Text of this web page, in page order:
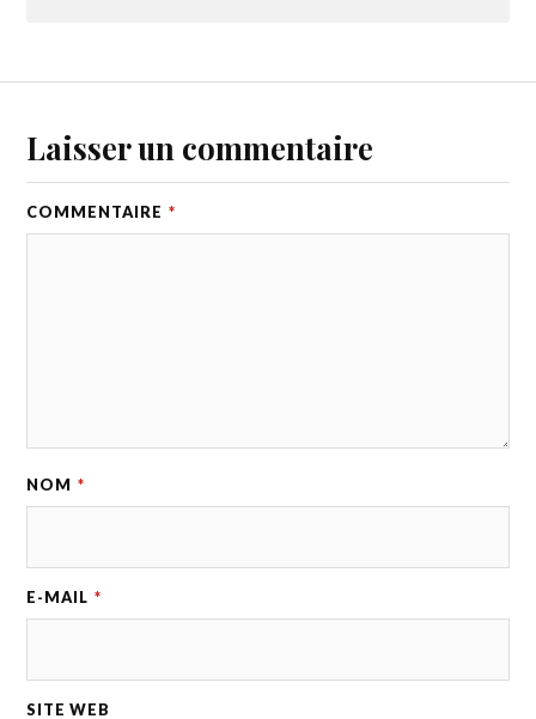
Laisser un commentaire
COMMENTAIRE *
NOM *
E-MAIL *
SITE WEB